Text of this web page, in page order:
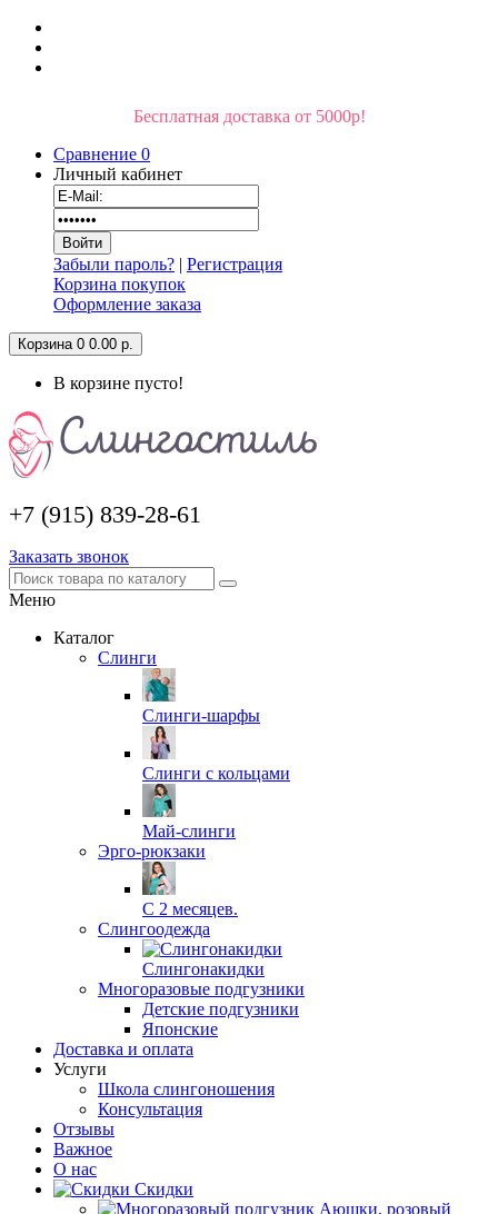
Бесплатная доставка от 5000р!
Сравнение 0
Личный кабинет
Забыли пароль? | Регистрация
Корзина покупок
Оформление заказа
Корзина 0 0.00 р.
В корзине пусто!
+7 (915) 839-28-61
Заказать звонок
Меню
Каталог
Слинги
Слинги-шарфы
Слинги с кольцами
Май-слинги
Эрго-рюкзаки
С 2 месяцев.
Слингоодежда
Слингонакидки
Многоразовые подгузники
Детские подгузники
Японские
Доставка и оплата
Услуги
Школа слингоношения
Консультация
Отзывы
Важное
О нас
Скидки